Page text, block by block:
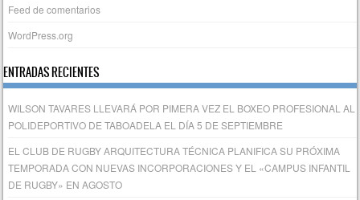
Feed de comentarios
WordPress.org
ENTRADAS RECIENTES
WILSON TAVARES LLEVARÁ POR PIMERA VEZ EL BOXEO PROFESIONAL AL
POLIDEPORTIVO DE TABOADELA EL DÍA 5 DE SEPTIEMBRE
EL CLUB DE RUGBY ARQUITECTURA TÉCNICA PLANIFICA SU PRÓXIMA
TEMPORADA CON NUEVAS INCORPORACIONES Y EL «CAMPUS INFANTIL
DE RUGBY» EN AGOSTO